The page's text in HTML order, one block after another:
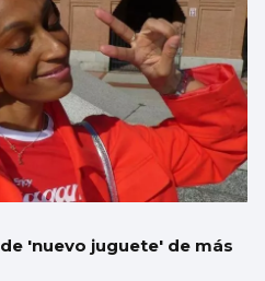
'nuevo juguete' de más